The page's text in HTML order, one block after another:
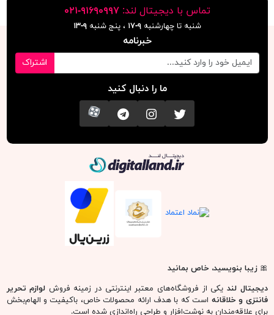
تماس با دیجیتال لند:٩١۶٩٠٩٩٧-٠٢١
شنبه تا چهارشنبه۹-۱۷ ، پنج شنبه۹-١٣
خبرنامه
اشتراک
ما را دنبال کنید
تویتر اینستاگرامکانال تلگرام
آپارات
🎀زیبا بنویسید، خاص بمانید
دیجیتال لند یکی از فروشگاه‌های معتبر اینترنتی در زمینه فروش لوازم تحریر
فانتزی و خلاقانه است که با هدف ارائه محصولات خاص، باکیفیت و الهام‌بخش
برای علاقه‌مندان به نوشت‌افزار و طراحی راه‌اندازی شده است.